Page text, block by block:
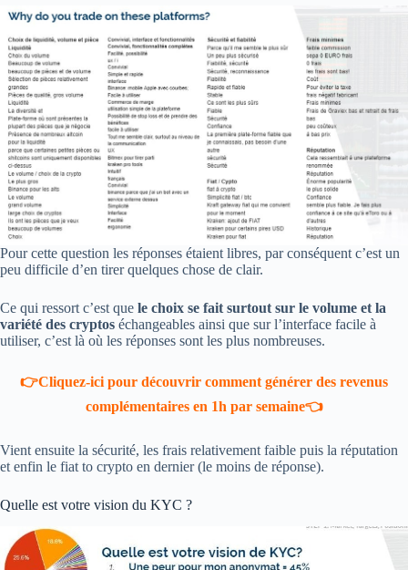
Pour cette question les réponses étaient libres, par conséquent c’est un
peu difficile d’en tirer quelques chose de clair.
Ce qui ressort c’est que le choix se fait surtout sur le volume et la
variété des cryptos échangeables ainsi que sur l’interface facile à
utiliser, c’est là où les réponses sont les plus nombreuses.
👉Cliquez-ici pour découvrir comment générer des revenus
complémentaires en 1h par semaine👈
Vient ensuite la sécurité, les frais relativement faible puis la réputation
et enfin le fiat to crypto en dernier (le moins de réponse).
Quelle est votre vision du KYC ?